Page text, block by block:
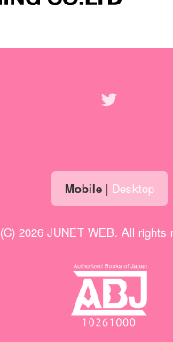
Mobile| Desktop
(C) 2026 JUNET WEB. All rights